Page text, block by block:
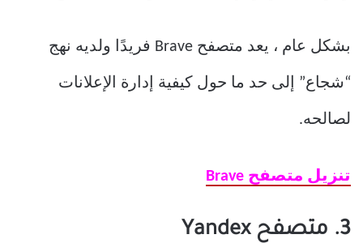
بشكل عام ، يعد متصفح Brave فريدًا ولديه نهج
“شجاع” إلى حد ما حول كيفية إدارة الإعلانات
لصالحه.
تنزيل متصفح Brave
3. متصفح Yandex